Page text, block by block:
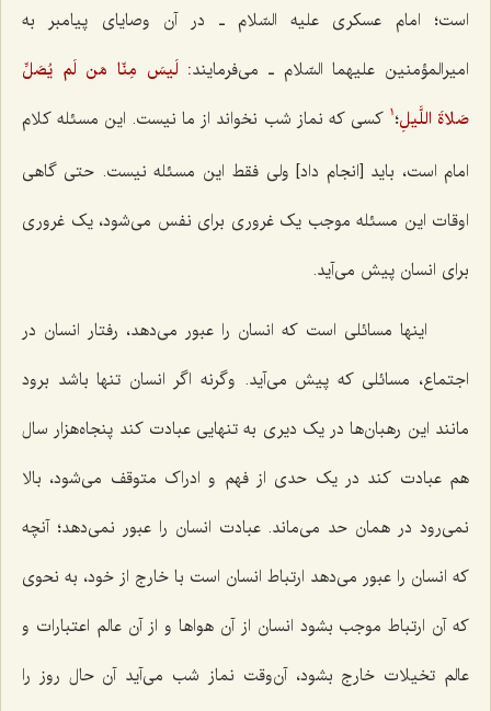
است؛ امام عسکری علیه السّلام ـ در آن وصایای پیامبر به
امیرالمؤمنین علیهما السّلام ـ می‌فرمایند: لَيسَ مِنّا مَن لَم يُصَلِّ
صَلاةَ اللَّيلِ؛ 1 کسی که نماز شب نخواند از ما نیست. این مسئله کلام
امام است، باید [انجام داد] ولی فقط این مسئله نیست. حتی گاهی
اوقات این مسئله موجب یک غروری برای نفس می‌شود، یک غروری
برای انسان پیش می‌آید.
اینها مسائلی است که انسان را عبور می‌دهد، رفتار انسان در
اجتماع، مسائلی که پیش می‌آید. وگرنه اگر انسان تنها باشد برود
مانند این رهبان‌ها در یک دیری به تنهایی عبادت کند پنجاه‌هزار سال
هم عبادت کند در یک حدی از فهم و ادراک متوقف می‌شود، بالا
نمی‌رود در همان حد می‌ماند. عبادت انسان را عبور نمی‌دهد؛ آنچه
که انسان را عبور می‌دهد ارتباط انسان است با خارج از خود، به نحوی
که آن ارتباط موجب بشود انسان از آن هواها و از آن عالم اعتبارات و
عالم تخیلات خارج بشود، آن‌وقت نماز شب می‌آید آن حال روز را